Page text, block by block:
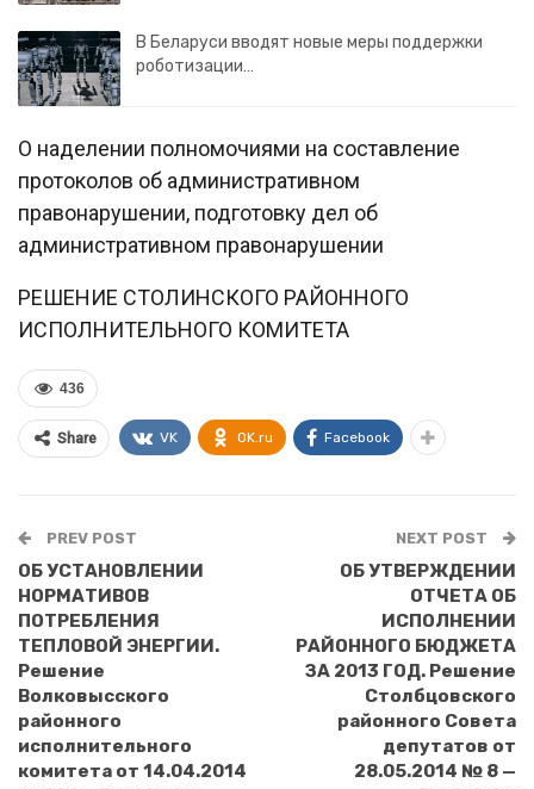
В Беларуси вводят новые меры поддержки
роботизации…
О наделении полномочиями на составление
протоколов об административном
правонарушении, подготовку дел об
административном правонарушении
РЕШЕНИЕ СТОЛИНСКОГО РАЙОННОГО
ИСПОЛНИТЕЛЬНОГО КОМИТЕТА
436
Share VK OK.ru Facebook
PREV POST
ОБ УСТАНОВЛЕНИИ
НОРМАТИВОВ
ПОТРЕБЛЕНИЯ
ТЕПЛОВОЙ ЭНЕРГИИ.
Решение
Волковысского
районного
исполнительного
комитета от 14.04.2014
NEXT POST
ОБ УТВЕРЖДЕНИИ
ОТЧЕТА ОБ
ИСПОЛНЕНИИ
РАЙОННОГО БЮДЖЕТА
ЗА 2013 ГОД. Решение
Столбцовского
районного Совета
депутатов от
28.05.2014 № 8 —